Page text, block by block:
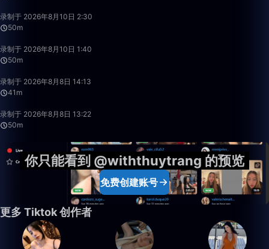
录制于 2026年8月10日 2:30
50m
录制于 2026年8月10日 1:40
50m
录制于 2026年8月8日 14:13
41m
录制于 2026年8月8日 13:22
50m
你只能看到 @withthuytrang 的预览
免费创建账号
更多 Tiktok 创作者